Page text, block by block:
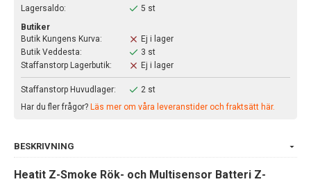
Lagersaldo:
5 st
Butiker
Butik Kungens Kurva:
Ej i lager
Butik Veddesta:
3 st
Staffanstorp Lagerbutik:
Ej i lager
Staffanstorp Huvudlager:
2 st
Har du fler frågor? Läs mer om våra leveranstider och fraktsätt här.
BESKRIVNING
Heatit Z-Smoke Rök- och Multisensor Batteri Z-